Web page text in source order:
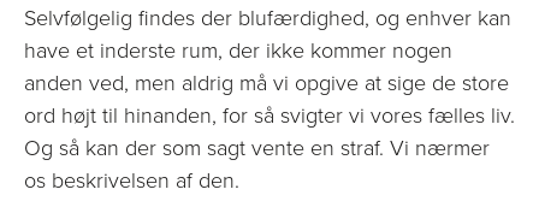
Selvfølgelig findes der blufærdighed, og enhver kan
have et inderste rum, der ikke kommer nogen
anden ved, men aldrig må vi opgive at sige de store
ord højt til hinanden, for så svigter vi vores fælles liv.
Og så kan der som sagt vente en straf. Vi nærmer
os beskrivelsen af den.